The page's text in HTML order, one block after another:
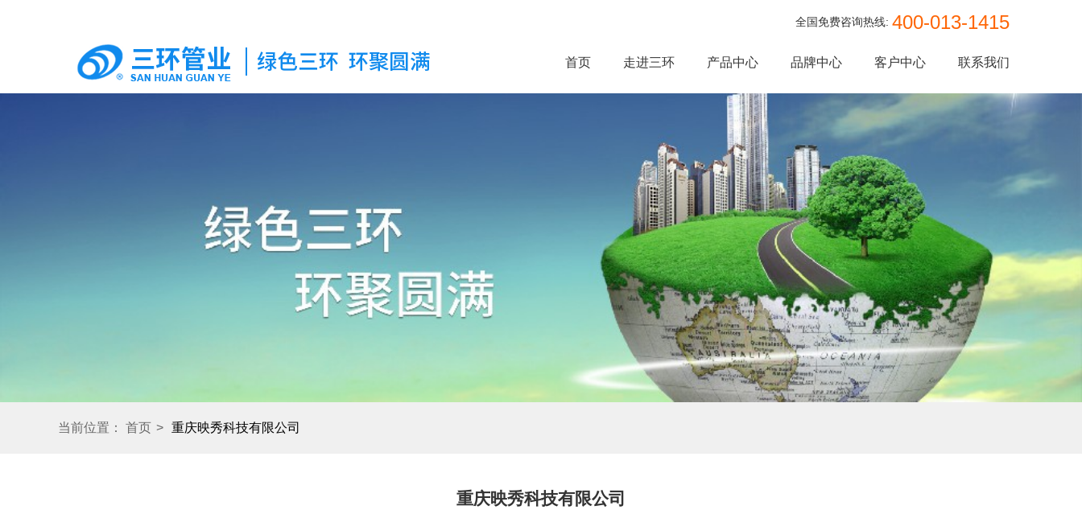
全国免费咨询热线: 400-013-1415
首页 走进三环 产品中心 品牌中心 客户中心 联系我们
当前位置： 首页 > 重庆映秀科技有限公司
重庆映秀科技有限公司